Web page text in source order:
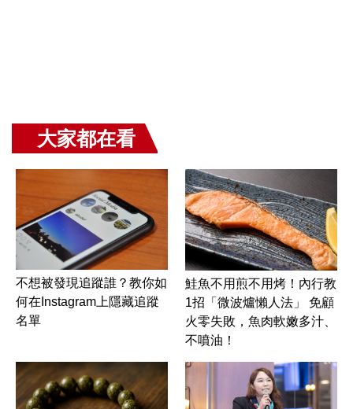
大家都在看
不想被發現追蹤誰？教你如
何在Instagram上隱藏追蹤
名單
鮭魚不用煎不用烤！內行教
1招「微波爐懶人法」 免顧
火零失敗，魚肉軟嫩多汁、
不噴油！